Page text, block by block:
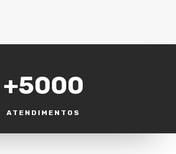
+5000
ATENDIMENTOS